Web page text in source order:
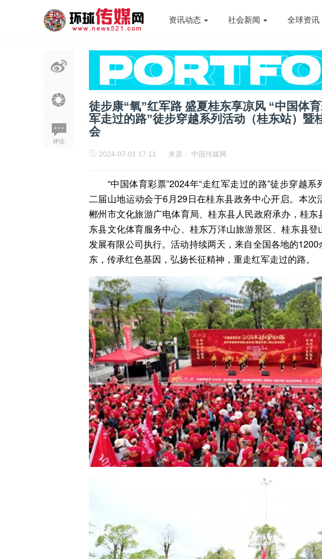
资讯动态 社会新闻 全球资讯
评论
徒步康“氧”红军路 盛夏桂东享凉风 “中国体
军走过的路”徒步穿越系列活动（桂东站）暨
会
2024-07-01 17:11 来源： 中国传媒网
“中国体育彩票”2024年“走红军走过的路”徒步穿越系
二届山地运动会于6月29日在桂东县政务中心开启。本次
郴州市文化旅游广电体育局、桂东县人民政府承办，桂
东县文化体育服务中心、桂东万洋山旅游景区、桂东县
发展有限公司执行。活动持续两天，来自全国各地的
东，传承红色基因，弘扬长征精神，重走红军走过的路。